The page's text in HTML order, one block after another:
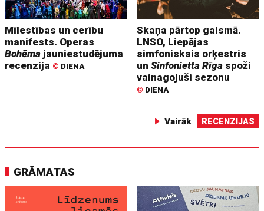
Mīlestības un cerību
manifests. Operas
Bohēma jauniestudējuma
recenzija © DIENA
Skaņa pārtop gaismā.
LNSO, Liepājas
simfoniskais orķestris
unSinfonietta Rīga spoži
vainagojuši sezonu
© DIENA
Vairāk RECENZIJAS
GRĀMATAS